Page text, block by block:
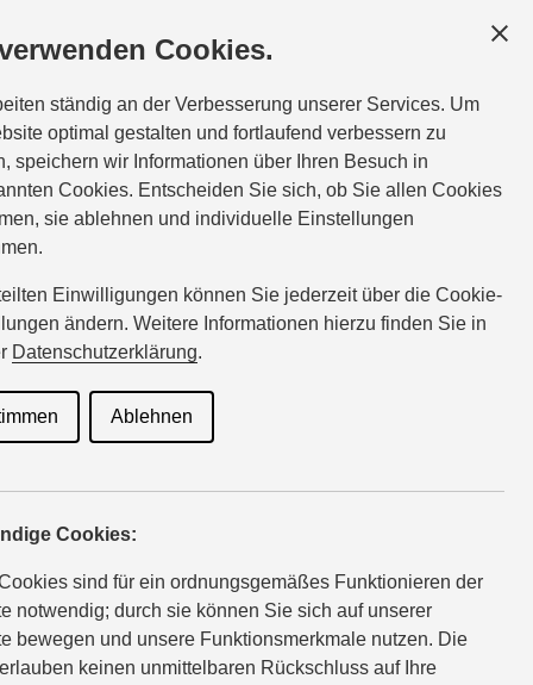
Cookies.
ständig an der Verbesserung unserer Services. Um
optimal gestalten und fortlaufend verbessern zu
speichern wir Informationen über Ihren Besuch in
Cookies. Entscheiden Sie sich, ob Sie allen Cookies
sie ablehnen und individuelle Einstellungen
Einwilligungen können Sie jederzeit über die Cookie-
ändern. Weitere Informationen hierzu finden Sie in
Datenschutzerklärung.
Ablehnen
Cookies:
sind für ein ordnungsgemäßes Funktionieren der
notwendig; durch sie können Sie sich auf unserer
bewegen und unsere Funktionsmerkmale nutzen. Die
keinen unmittelbaren Rückschluss auf Ihre
hamester@suzuki-handel.de
nutzen Sie am